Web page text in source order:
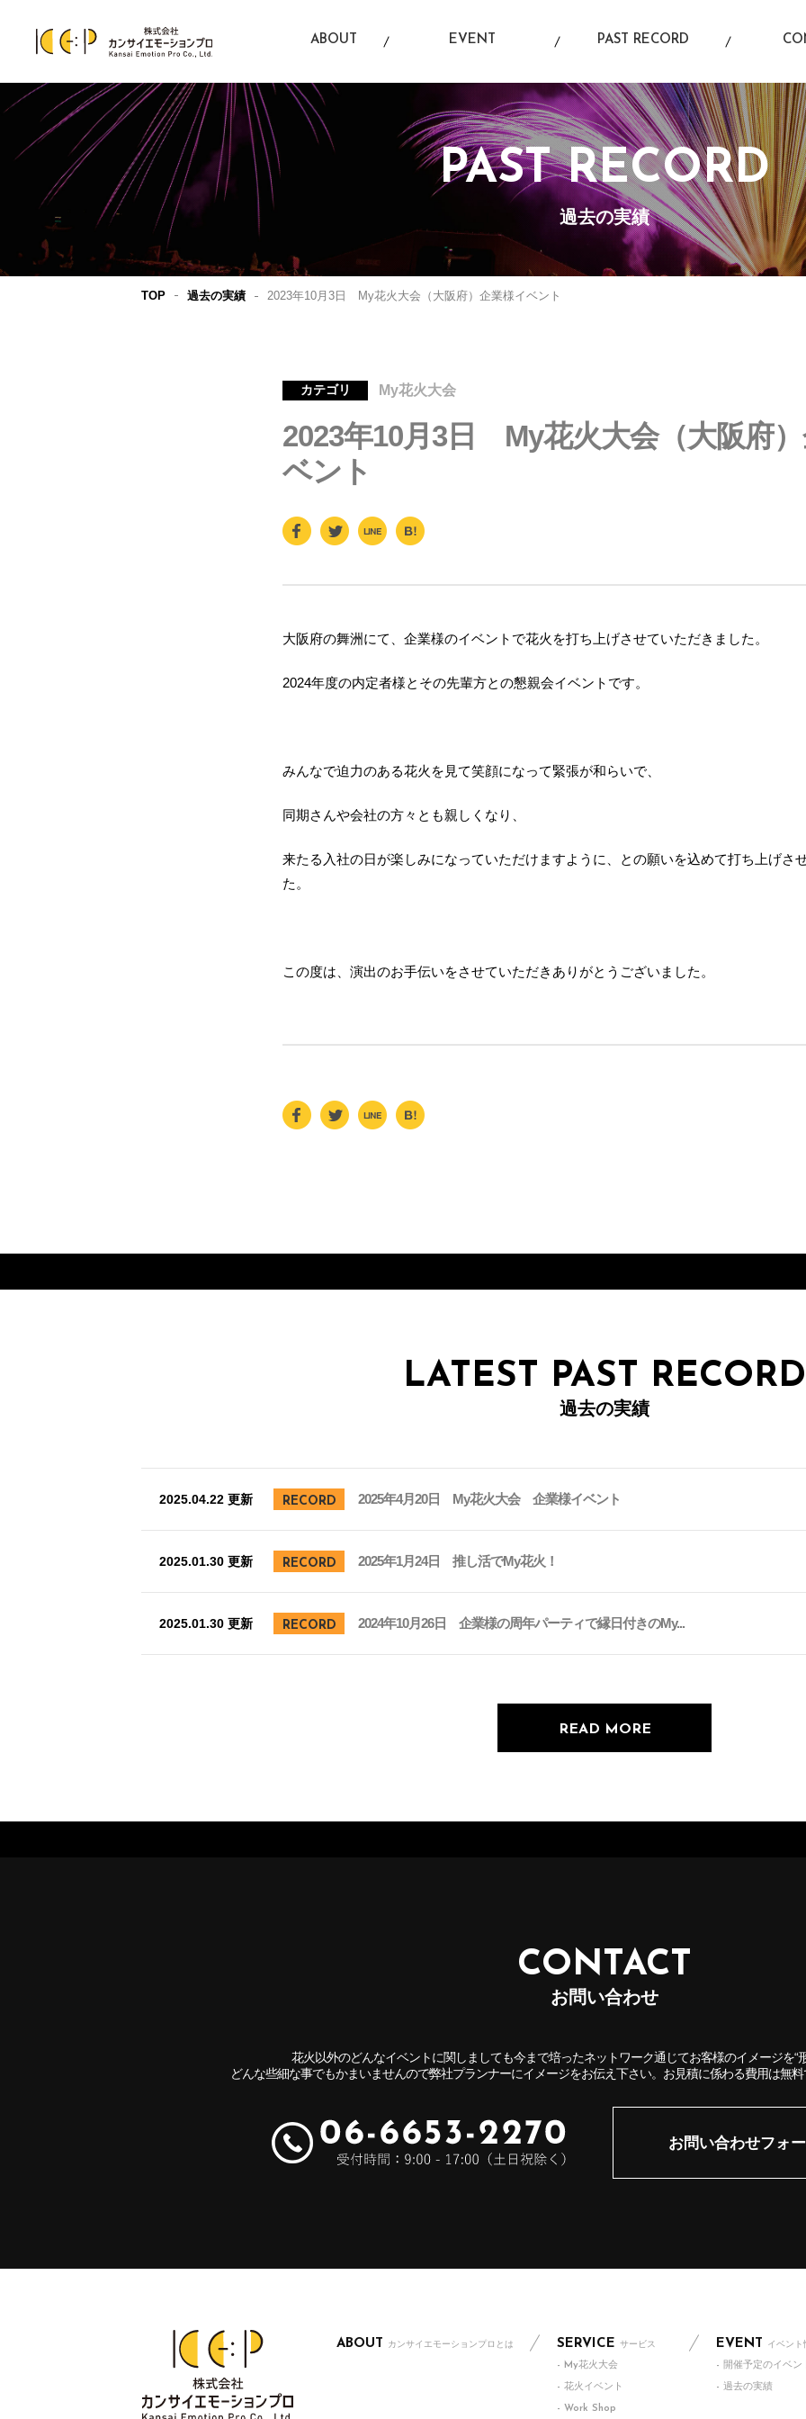
ABOUT EVENT PAST RECORD
PAST RECORD
過去の実績
TOP 過去の実績 2023年10月3日 My花火大会（大阪府）企業様イベント
カテゴリ My花火大会
2023年10月3日 My花火大会（大阪府
ベント
F
c
b
o
T
tt
Li
e
H
e
a
大阪府の舞洲にて、企業様のイベントで花火を打ち上げさせていただきました。
2024年度の内定者様とその先輩方との懇親会イベントです。
みんなで迫力のある花火を見て笑顔になって緊張が和らいで、
同期さんや会社の方々とも親しくなり、
来たる入社の日が楽しみになっていただけますように、との願いを込めて打ち上げさ
た。
この度は、演出のお手伝いをさせていただきありがとうございました。
F
o
o
T
Li H
LATEST PAST RECORD
過去の実績
2025.04.22 更新 RECORD 2025年4月20日 My花火大会 企業様イベント
2025.01.30 更新 RECORD 2025年1月24日 推し活でMy花火！
2025.01.30 更新 RECORD 2024年10月26日 企業様の周年パーティで縁日付きのMy...
READ MORE
CONTACT
お問い合わせ
花火以外のどんなイベントに関しましても今まで培ったネットワーク通じてお客様のイメージを“
どんな些細な事でもかまいませんので弊社プランナーにイメージをお伝え下さい。お見積に係わる費用は無料
お問い合わせフォ
ABOUT カンサイエモーションプロとは SERVICE サービス
- My花火大会
- 花火イベント
- Work Shop
EVENT イベント
- 開催予定のイベン
- 過去の実績